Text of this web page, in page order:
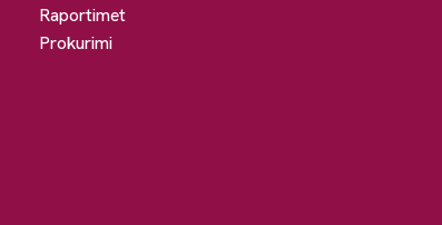
Raportimet
Prokurimi